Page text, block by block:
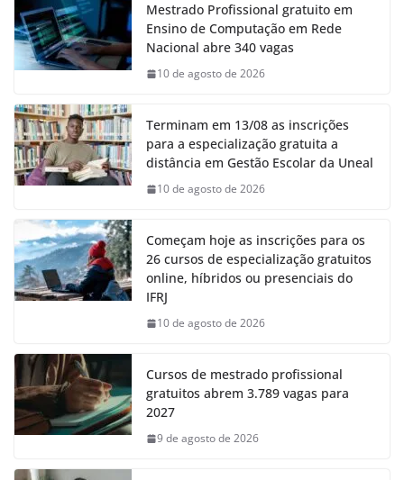
Mestrado Profissional gratuito em
Ensino de Computação em Rede
Nacional abre 340 vagas
10 de agosto de 2026
Terminam em 13/08 as inscrições
para a especialização gratuita a
distância em Gestão Escolar da Uneal
10 de agosto de 2026
Começam hoje as inscrições para os
26 cursos de especialização gratuitos
online, híbridos ou presenciais do
IFRJ
10 de agosto de 2026
Cursos de mestrado profissional
gratuitos abrem 3.789 vagas para
2027
9 de agosto de 2026